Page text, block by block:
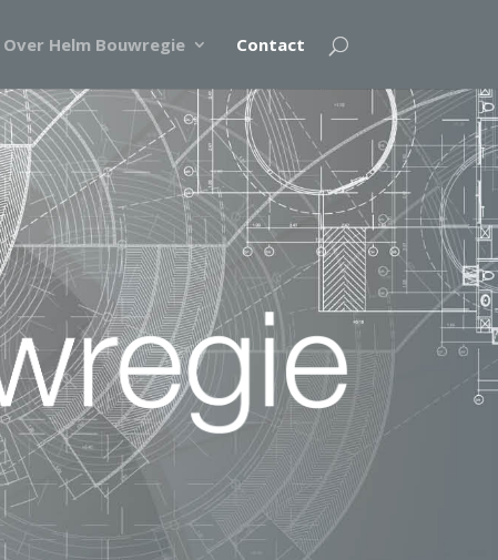
Over Helm Bouwregie Contact